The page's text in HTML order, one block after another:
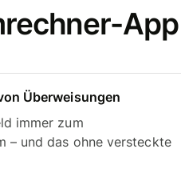
App
Überweisungen
immer zum
– und das ohne versteckte